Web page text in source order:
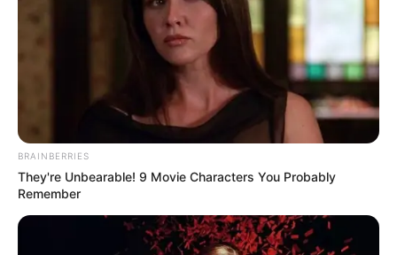
Cortesía
Sede ICBF Antioquia
Por:Martín Manuel Díaz Rubio
Agosto 5, 2025
BRAINBERRIES
They're Unbearable! 9 Movie Characters You Probably
Remember